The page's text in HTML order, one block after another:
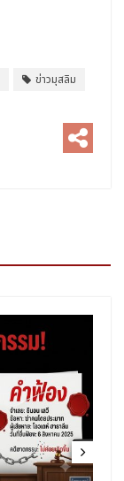
ข่าวมุสลิม